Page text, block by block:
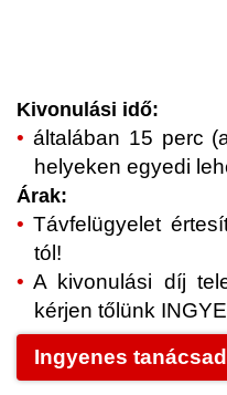
Kivonulási idő:
általában 15 perc
helyeken egyedi
Árak:
Távfelügyelet
tól!
A kivonulási díj
kérjen tőlünk
Ingyenes